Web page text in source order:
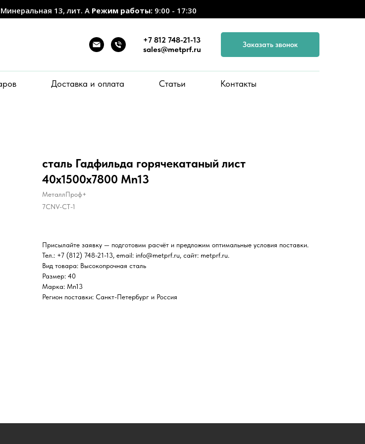
13, лит. А Режим работы: 9:00 - 17:30
+7 812 748-21-13
sales@metprf.ru
Заказать звонок
Доставка и оплата Статьи Контакты
сталь Гадфильда горячекатаный лист
40х1500х7800 Mn13
МеталлПроф+
7CNV-CT-1
Присылайте заявку — подготовим расчёт и предложим оптимальные условия поставки.
Тел.: +7 (812) 748-21-13, email: info@metprf.ru, сайт: metprf.ru.
Вид товара: Высокопрочная сталь
Размер: 40
Марка: Mn13
Регион поставки: Санкт-Петербург и Россия